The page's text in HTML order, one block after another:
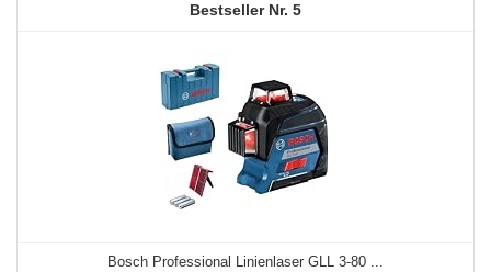
5
Bosch Professional Linienlaser GLL 3-80 ...